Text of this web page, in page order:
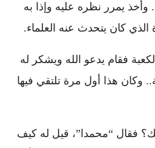
وأخذ يمرر نظره عليه وإذا به
الذي كان يتحدث عنه العلماء.
فقام يدعو الله ويشكر له
وكان هذا أول مرة تلتقي فيها
فقال “محمدا”، قيل له كيف